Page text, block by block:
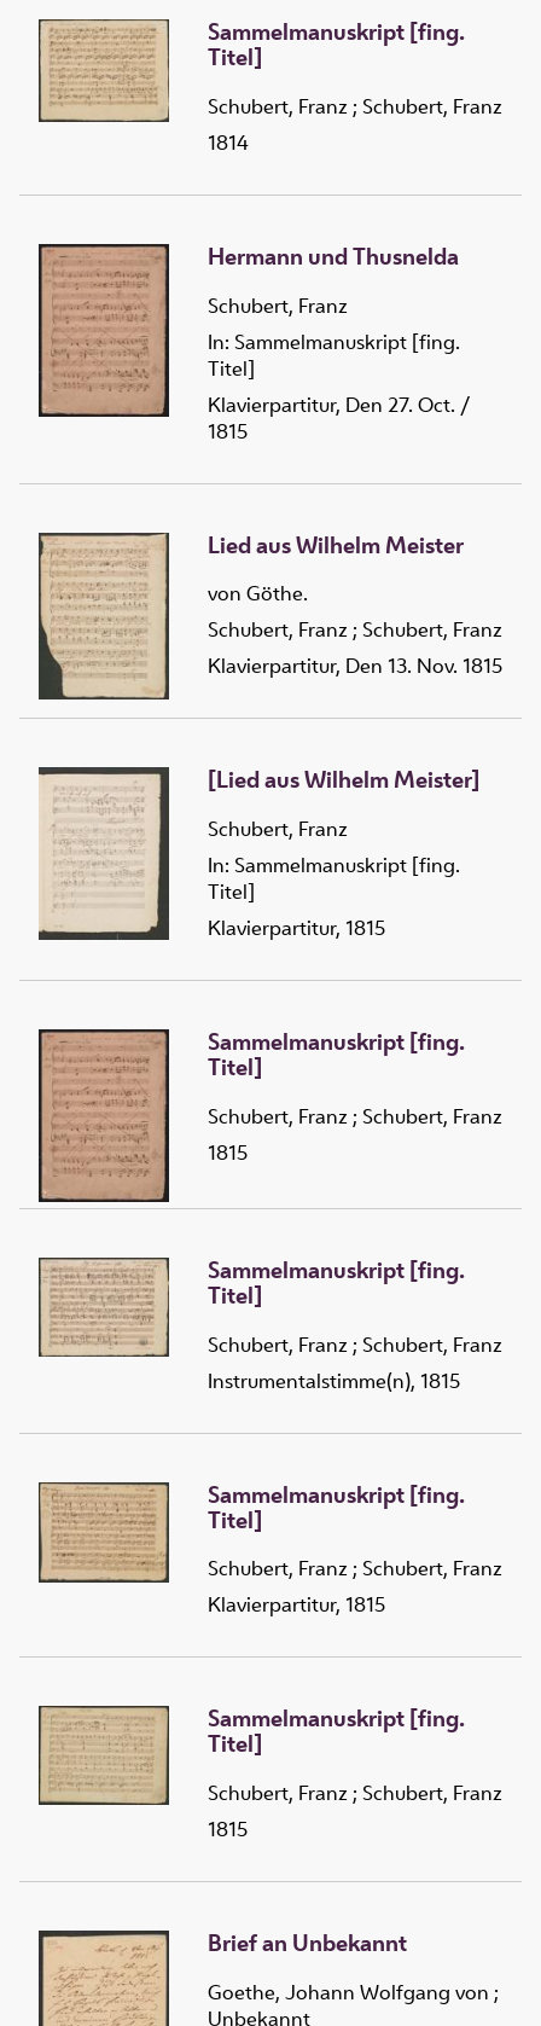
Sammelmanuskript [fing.
Titel]
Schubert, Franz ; Schubert, Franz
1814
Hermann und Thusnelda
Schubert, Franz
In: Sammelmanuskript [fing.
Titel]
Klavierpartitur, Den 27. Oct. /
1815
Lied aus Wilhelm Meister
von Göthe.
Schubert, Franz ; Schubert, Franz
Klavierpartitur, Den 13. Nov. 1815
[Lied aus Wilhelm Meister]
Schubert, Franz
In: Sammelmanuskript [fing.
Titel]
Klavierpartitur, 1815
Sammelmanuskript [fing.
Titel]
Schubert, Franz ; Schubert, Franz
1815
Sammelmanuskript [fing.
Titel]
Schubert, Franz ; Schubert, Franz
Instrumentalstimme(n), 1815
Sammelmanuskript [fing.
Titel]
Schubert, Franz ; Schubert, Franz
Klavierpartitur, 1815
Sammelmanuskript [fing.
Titel]
Schubert, Franz ; Schubert, Franz
1815
Brief an Unbekannt
Goethe, Johann Wolfgang von ;
Unbekannt